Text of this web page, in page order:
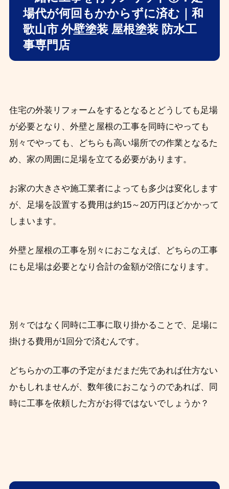
場代が何回もかからずに済む｜和
歌山市 外壁塗装 屋根塗装 防水工
事専門店
住宅の外装リフォームをするとなるとどうしても足場
が必要となり、外壁と屋根の工事を同時にやっても
別々でやっても、どちらも高い場所での作業となるた
め、家の周囲に足場を立てる必要があります。
お家の大きさや施工業者によっても多少は変化します
が、足場を設置する費用は約15～20万円ほどかかって
しまいます。
外壁と屋根の工事を別々におこなえば、どちらの工事
にも足場は必要となり合計の金額が2倍になります。
別々ではなく同時に工事に取り掛かることで、足場に
掛ける費用が1回分で済むんです。
どちらかの工事の予定がまだまだ先であれば仕方ない
かもしれませんが、数年後におこなうのであれば、
同
時に工事を依頼した方がお得ではないでしょうか？